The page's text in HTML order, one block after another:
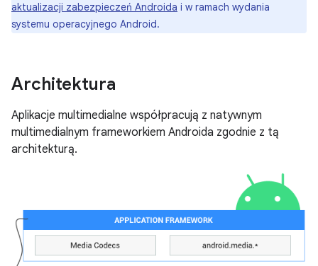
aktualizacji zabezpieczeń Androida i w ramach wydania
systemu operacyjnego Android.
Architektura
Aplikacje multimedialne współpracują z natywnym
multimedialnym frameworkiem Androida zgodnie z tą
architekturą.